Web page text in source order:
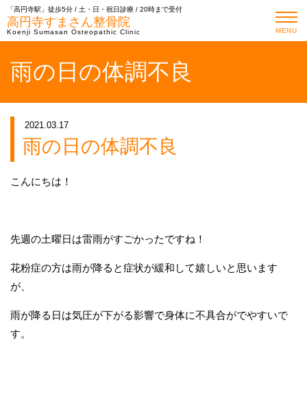
「高円寺駅」徒歩5分 / 土・日・祝日診療 / 20時まで受付
高円寺すまさん整骨院
Koenji Sumasan Osteopathic Clinic MENU
雨の日の体調不良
2021.03.17
雨の日の体調不良
こんにちは！
先週の土曜日は雷雨がすごかったですね！
花粉症の方は雨が降ると症状が緩和して嬉しいと思います
が、
雨が降る日は気圧が下がる影響で身体に不具合がでやすいで
す。